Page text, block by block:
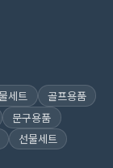
세트
골프용품
문구용품
선물세트